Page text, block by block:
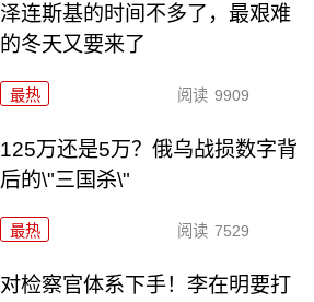
泽连斯基的时间不多了，最艰难
的冬天又要来了
最热 阅读 9909
125万还是5万？俄乌战损数字背
后的\"三国杀\"
最热 阅读 7529
对检察官体系下手！李在明要打